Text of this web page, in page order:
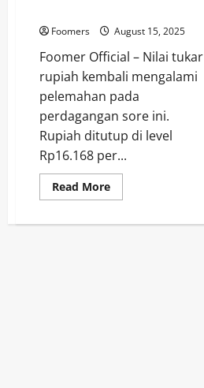
Foomers August 15, 2025
Foomer Official – Nilai tukar
rupiah kembali mengalami
pelemahan pada
perdagangan sore ini.
Rupiah ditutup di level
Rp16.168 per...
Read MoreRead
more
Lesu